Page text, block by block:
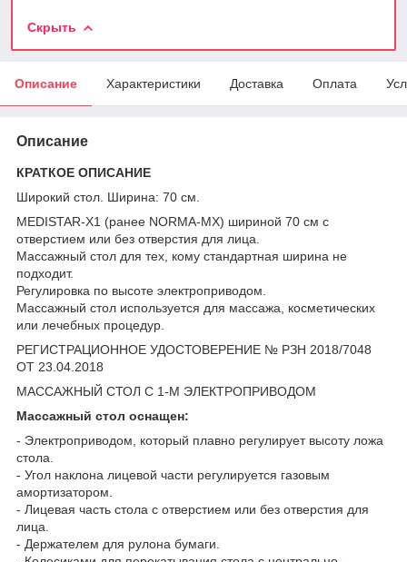
Скрыть
Описание Характеристики Доставка Оплата
Описание
КРАТКОЕ ОПИСАНИЕ
Широкий стол. Ширина: 70 см.
MEDISTAR-X1 (ранее NORMA-MX) шириной 70 см с
отверстием или без отверстия для лица.
Массажный стол для тех, кому стандартная ширина не
подходит.
Регулировка по высоте электроприводом.
Массажный стол используется для массажа, косметических
или лечебных процедур.
РЕГИСТРАЦИОННОЕ УДОСТОВЕРЕНИЕ № РЗН 2018/7048
ОТ 23.04.2018
МАССАЖНЫЙ СТОЛ С 1-М ЭЛЕКТРОПРИВОДОМ
Массажный стол оснащен:
- Электроприводом, который плавно регулирует высоту ложа
стола.
- Угол наклона лицевой части регулируется газовым
амортизатором.
- Лицевая часть стола с отверстием или без отверстия для
лица.
- Держателем для рулона бумаги.